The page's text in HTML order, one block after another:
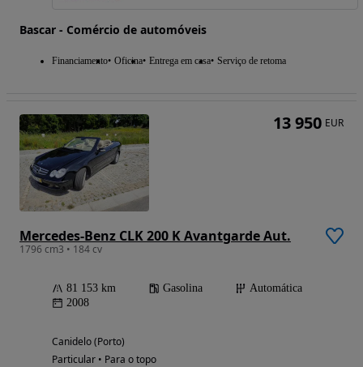
Bascar - Comércio de automóveis
Financiamento Oficina Entrega em casa Serviço de retoma
Mercedes-Benz CLK 200 K Avantgarde Aut.
1796 cm3 • 184 cv
81 153 km Gasolina
Automática
2008
Canidelo (Porto)
Particular • Para o topo
13 950 EUR